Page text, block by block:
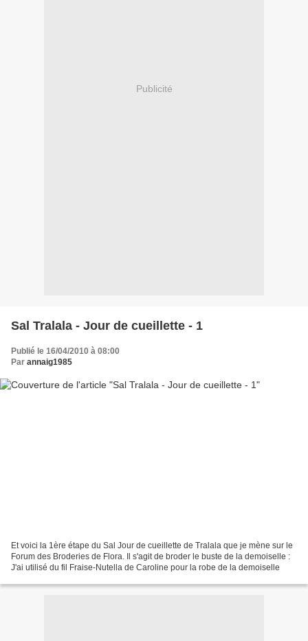
Publicité
Sal Tralala - Jour de cueillette - 1
Publié le 16/04/2010 à 08:00
Par annaig1985
Et voici la 1ère étape du Sal Jour de cueillette de Tralala que je mène sur le
Forum des Broderies de Flora. Il s'agit de broder le buste de la demoiselle :
J'ai utilisé du fil Fraise-Nutella de Caroline pour la robe de la demoiselle